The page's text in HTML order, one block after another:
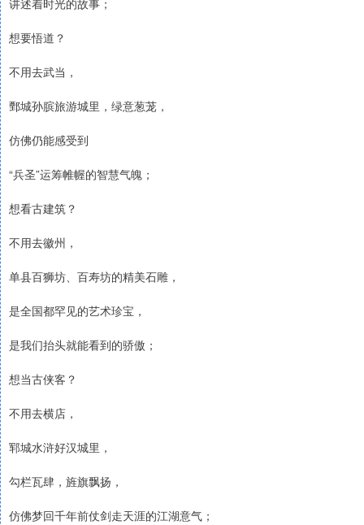
讲述着时光的故事；
想要悟道？
不用去武当，
鄄城孙膑旅游城里，绿意葱茏，
仿佛仍能感受到
“兵圣”运筹帷幄的智慧气魄；
想看古建筑？
不用去徽州，
单县百狮坊、百寿坊的精美石雕，
是全国都罕见的艺术珍宝，
是我们抬头就能看到的骄傲；
想当古侠客？
不用去横店，
郓城水浒好汉城里，
勾栏瓦肆，旌旗飘扬，
仿佛梦回千年前仗剑走天涯的江湖意气；